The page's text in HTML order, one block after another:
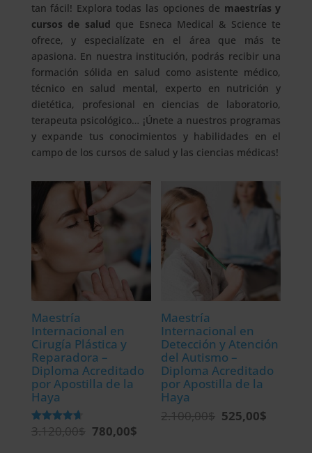
tan fácil! Explora todas las opciones de maestrías y
cursos de salud que Esneca Medical & Science te
ofrece, y especialízate en el área que más te
apasiona. En nuestra institución, podrás recibir una
formación sólida en salud como asistente médico,
técnico en salud mental, experto en nutrición y
dietética, profesional en ciencias de laboratorio,
terapeuta psicológico… ¡Únete a nuestros programas
y expande tus conocimientos y habilidades en el
campo de los cursos de salud y las ciencias médicas!
Maestría
Internacional en
Cirugía Plástica y
Reparadora –
Diploma Acreditado
por Apostilla de la
Haya
Valorado
con
3.120,00$ El
780,00$El
Maestría
Internacional en
Detección y Atención
del Autismo –
Diploma Acreditado
por Apostilla de la
Haya
2.100,00$ El
525,00$